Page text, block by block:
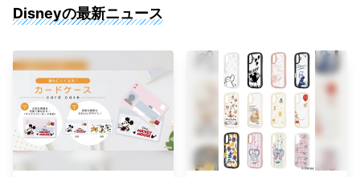
Disneyの最新ニュース